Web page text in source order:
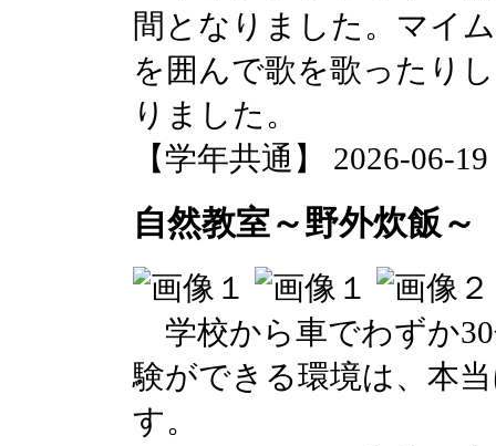
間となりました。マイ
を囲んで歌を歌ったり
りました。
【学年共通】 2026-06-
自然教室～野外炊飯～
学校から車でわずか
験ができる環境は、本
す。